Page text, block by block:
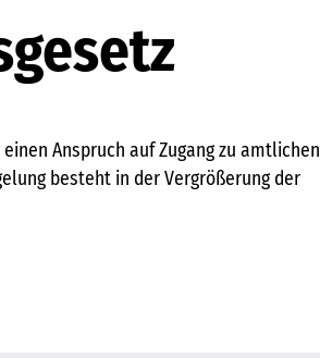
Anspruch auf Zugang zu amtlichen
besteht in der Vergrößerung der